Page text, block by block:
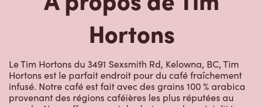
Hortons
Le Tim Hortons du 3491 Sexsmith Rd, Kelowna, BC, Tim
Hortons est le parfait endroit pour du café fraîchement
infusé. Notre café est fait avec des grains 100 % arabica
provenant des régions caféières les plus réputées au